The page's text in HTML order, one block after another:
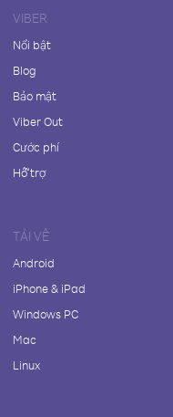
VIBER
Nổi bật
Blog
Bảo mật
Viber Out
Cước phí
Hỗ trợ
TẢI VỀ
Android
iPhone & iPad
Windows PC
Mac
Linux